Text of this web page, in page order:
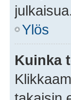
Ylös
Kuinka